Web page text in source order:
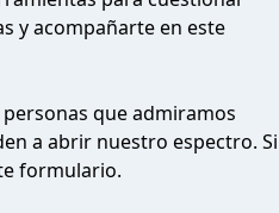
y acompañarte en este
que admiramos
a abrir nuestro espectro. Si
formulario.